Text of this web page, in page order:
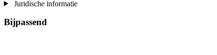
Juridische informatie
Bijpassend